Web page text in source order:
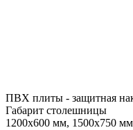
ПВХ плиты - защитная
Габарит столешницы
1200х600 мм, 1500х750